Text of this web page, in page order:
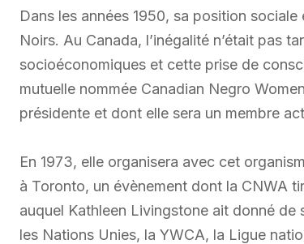
Dans les années 1950, sa position
Noirs. Au Canada, l’inégalité n’était pas
socioéconomiques et cette prise de
mutuelle nommée Canadian Negro
présidente et dont elle sera un membre
En 1973, elle organisera avec cet
à Toronto, un évènement dont la CNWA
auquel Kathleen Livingstone ait donné de
les Nations Unies, la YWCA, la Ligue